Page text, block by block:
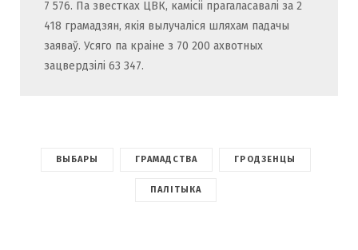
7 576. Па звестках ЦВК, камісіі прагаласавалі за 2
418 грамадзян, якія вылучаліся шляхам падачы
заяваў. Усяго па краіне з 70 200 ахвотных
зацвердзілі 63 347.
ВЫБАРЫ ГРАМАДСТВА ГРОДЗЕНЦЫ
ПАЛІТЫКА